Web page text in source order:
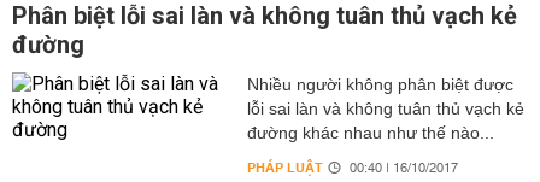
Phân biệt lỗi sai làn và không tuân thủ vạch kẻ
đường
Nhiều người không phân biệt được
lỗi sai làn và không tuân thủ vạch kẻ
đường khác nhau như thế nào...
PHÁP LUẬT 00:40 | 16/10/2017